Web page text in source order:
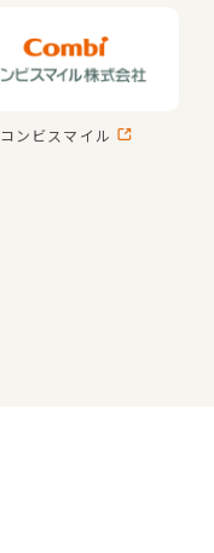
コンビスマイル